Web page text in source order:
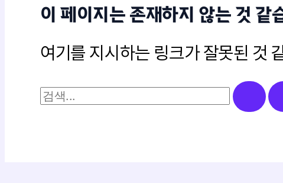
이 페이지는 존재하지 않는 것 같
여기를 지시하는 링크가 잘못된 것
검